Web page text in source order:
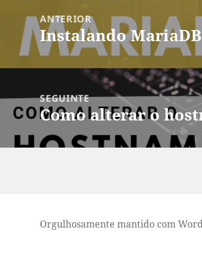
ANTERIOR
Post
anterior:
Instalando
SEGUINTE
Próximo
post:
Como alterar o
Orgulhosamente mantido com